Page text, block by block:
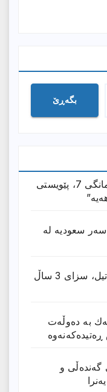
بگەڕێ
“عێراق بۆ تەواوکردنی مووچەی مانگى 7، پێویستی
سەر سعودیە لە
بەغداد.. بە تۆمەتی داواكردنی بەرتیل، سزای 3 ساڵ
بە دەوڵەت
گەندەڵی و